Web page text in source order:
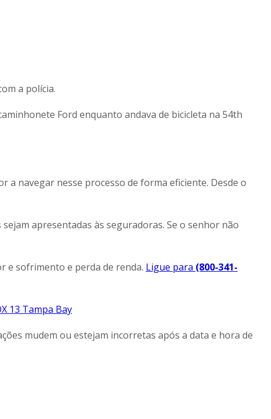
a polícia.
Ford enquanto andava de bicicleta na 54th
a navegar nesse processo de forma eficiente. Desde o
apresentadas às seguradoras. Se o senhor não
e sofrimento e perda de renda. Ligue para (800-341-
13 Tampa Bay
mudem ou estejam incorretas após a data e hora de